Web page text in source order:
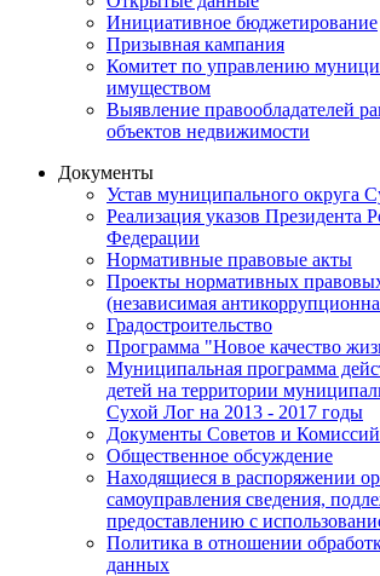
Инициативное бюджетирование
Призывная кампания
Комитет по управлению
имуществом
Выявление правообладателей
объектов недвижимости
Документы
Устав муниципального округа
Реализация указов Президента
Федерации
Нормативные правовые акты
Проекты нормативных
(независимая
Градостроительство
Программа "Новое качество
Муниципальная программа
детей на территории
Сухой Лог на 2013 - 2017 годы
Документы Советов и Комиссий
Общественное обсуждение
Находящиеся в распоряжении
самоуправления сведения,
предоставлению с
Политика в отношении
данных